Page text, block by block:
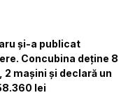
și-a publicat
Concubina deține 8
mașini și declară un
lei